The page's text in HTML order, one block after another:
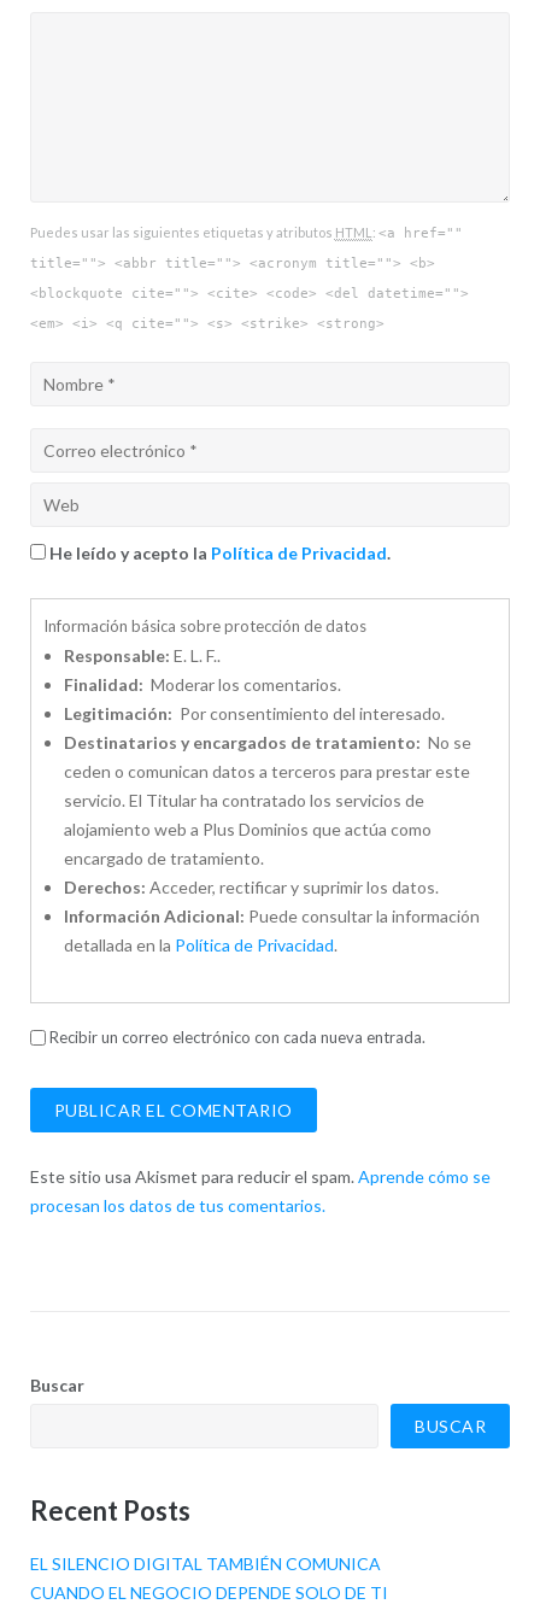
Puedes usar las siguientes etiquetas y atributos HTML : <a href=""
title=""> <abbr title=""> <acronym title=""> <b>
<blockquote cite=""> <cite> <code> <del datetime="">
<em> <i> <q cite=""> <s> <strike> <strong>
He leído y acepto la Política de Privacidad.
Información básica sobre protección de datos
Responsable: E. L. F..
Finalidad: Moderar los comentarios.
Legitimación: Por consentimiento del interesado.
Destinatarios y encargados de tratamiento: No se
ceden o comunican datos a terceros para prestar este
servicio. El Titular ha contratado los servicios de
alojamiento web a Plus Dominios que actúa como
encargado de tratamiento.
Derechos: Acceder, rectificar y suprimir los datos.
Información Adicional: Puede consultar la información
detallada en la Política de Privacidad.
Recibir un correo electrónico con cada nueva entrada.
Este sitio usa Akismet para reducir el spam. Aprende cómo se
procesan los datos de tus comentarios.
Buscar
BUSCAR
Recent Posts
EL SILENCIO DIGITAL TAMBIÉN COMUNICA
CUANDO EL NEGOCIO DEPENDE SOLO DE TI